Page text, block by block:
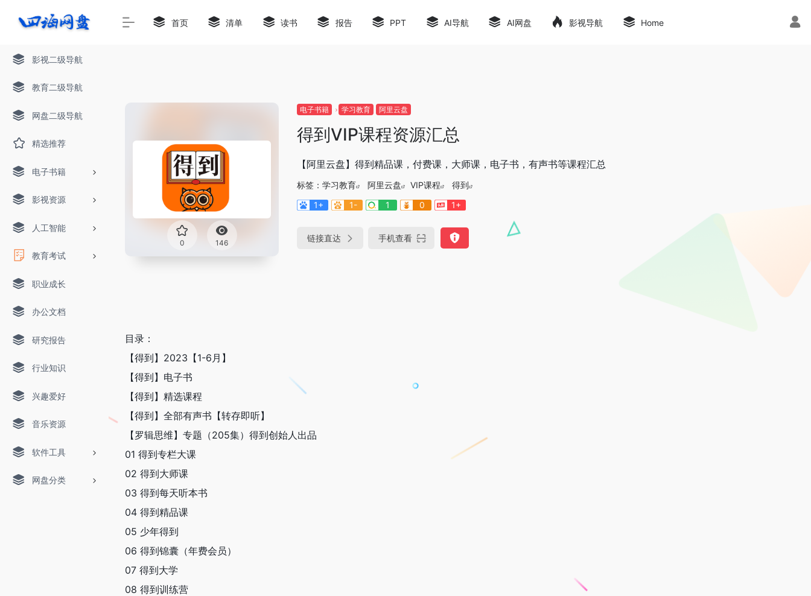
影视二级导航
教育二级导航
网盘二级导航
精选推荐
电子书籍
影视资源
人工智能
教育考试
职业成长
办公文档
研究报告
行业知识
兴趣爱好
音乐资源
软件工具
网盘分类
首页 清单 读书 报告 PPT AI导航 AI网盘 影视导航 Home
0 146
电子书籍 学习教育 阿里云盘
得到VIP课程资源汇总
【阿里云盘】得到精品课，付费课，大师课，电子书，有声书等课程汇总
标签： 学习教育 阿里云盘 VIP课程
得到
1+
1- 1 0 1+
链接直达 手机查看
目录：
【得到】2023【1-6月】
【得到】电子书
【得到】精选课程
【得到】全部有声书【转存即听】
【罗辑思维】专题（205集）得到创始人出品
01 得到专栏大课
02 得到大师课
03 得到每天听本书
04 得到精品课
05 少年得到
06 得到锦囊（年费会员）
07 得到大学
08 得到训练营